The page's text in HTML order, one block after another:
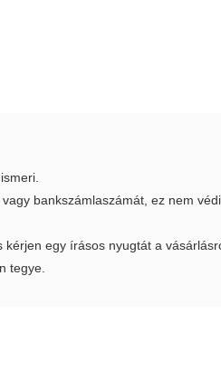
bankszámlaszámát, ez nem
egy írásos nyugtát a
tegye.